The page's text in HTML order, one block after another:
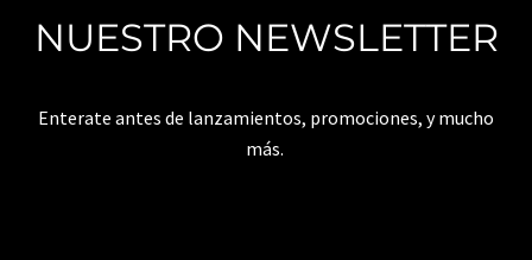
NUESTRO NEWSLETTER
Enterate antes de lanzamientos, promociones, y mucho
más.